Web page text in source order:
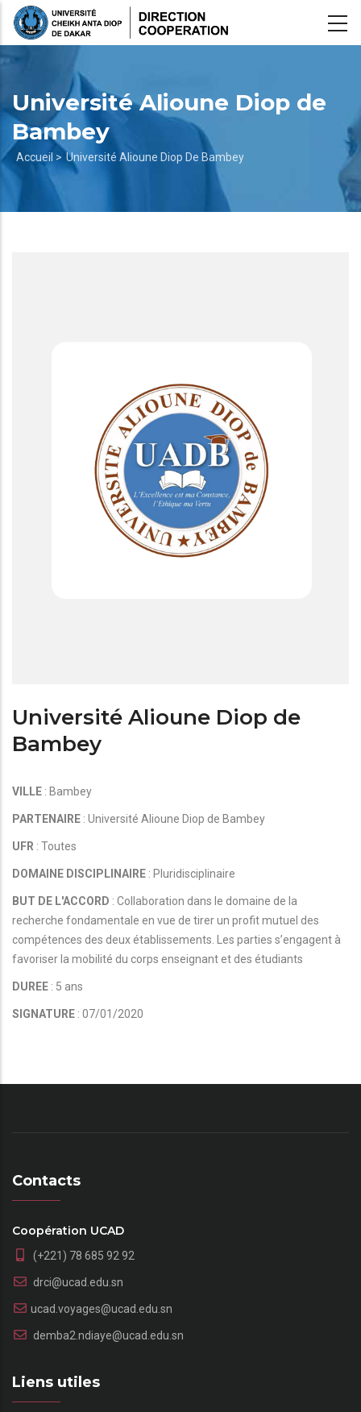
Aller
Université Alioune Diop de
Bambey
Fil
d'Ariane
Accueil > Université Alioune Diop De Bambey
Université Alioune Diop de
Bambey
VILLE : Bambey
PARTENAIRE : Université Alioune Diop de Bambey
UFR : Toutes
DOMAINE DISCIPLINAIRE : Pluridisciplinaire
BUT DE L'ACCORD : Collaboration dans le domaine de la
recherche fondamentale en vue de tirer un profit mutuel des
compétences des deux établissements. Les parties s’engagent à
favoriser la mobilité du corps enseignant et des étudiants
DUREE : 5 ans
SIGNATURE : 07/01/2020
Contacts
Coopération UCAD
(+221) 78 685 92 92
drci@ucad.edu.sn
ucad.voyages@ucad.edu.sn
demba2.ndiaye@ucad.edu.sn
Liens utiles